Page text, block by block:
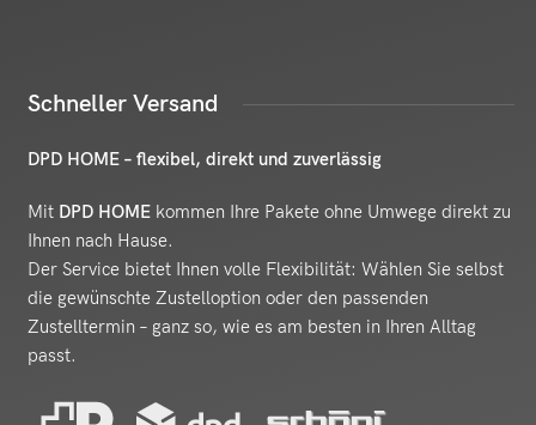
Schneller Versand
DPD HOME – flexibel, direkt und zuverlässig
Mit DPD HOME kommen Ihre Pakete ohne Umwege direkt zu
Ihnen nach Hause.
Der Service bietet Ihnen volle Flexibilität: Wählen Sie selbst
die gewünschte Zustelloption oder den passenden
Zustelltermin – ganz so, wie es am besten in Ihren Alltag
passt.